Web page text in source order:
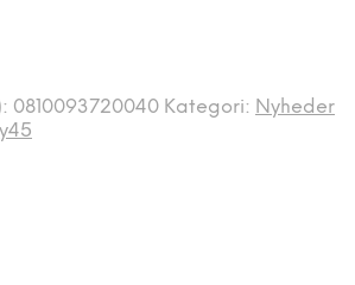
0810093720040 Kategori: Nyheder